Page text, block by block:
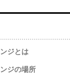
ジとは
ジの場所